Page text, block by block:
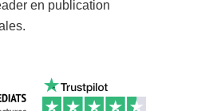
en publication